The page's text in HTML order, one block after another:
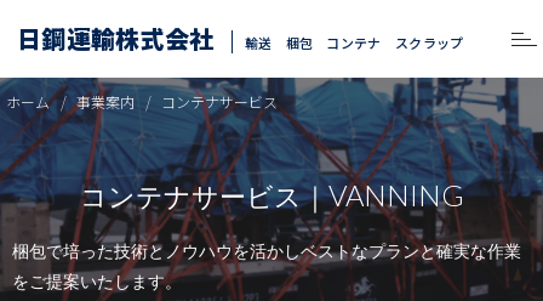
日鋼運輸株式会社 輸送 梱包 コンテナ スクラップ
ホーム 事業案内 コンテナサービス
コンテナサービス｜VANNING
梱包で培った技術とノウハウを活かしベストなプランと確実な作業
をご提案いたします。